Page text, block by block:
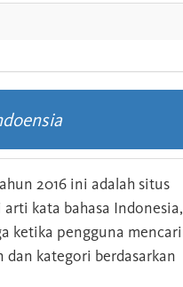
2016 ini adalah situs
kata bahasa Indonesia,
ketika pengguna mencari
kategori berdasarkan